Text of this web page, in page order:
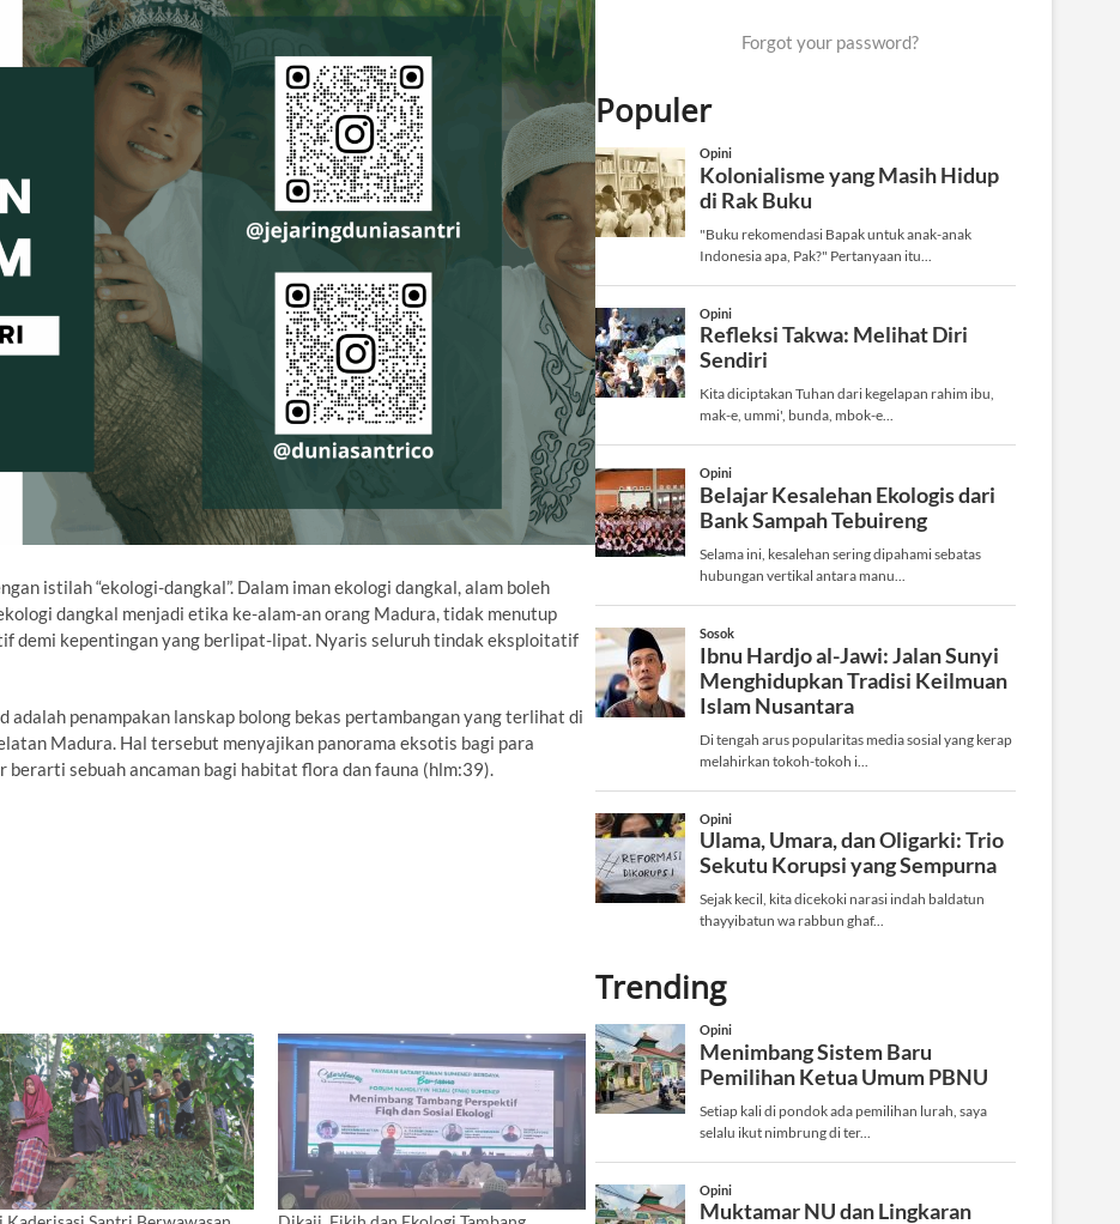
istilah “ekologi-dangkal”. Dalam iman ekologi dangkal, alam boleh
dangkal menjadi etika ke-alam-an orang Madura, tidak menutup
demi kepentingan yang berlipat-lipat. Nyaris seluruh tindak eksploitatif
penampakan lanskap bolong bekas pertambangan yang terlihat di
Madura. Hal tersebut menyajikan panorama eksotis bagi para
sebuah ancaman bagi habitat flora dan fauna (hlm:39).
Forgot your password?
Populer
Trending